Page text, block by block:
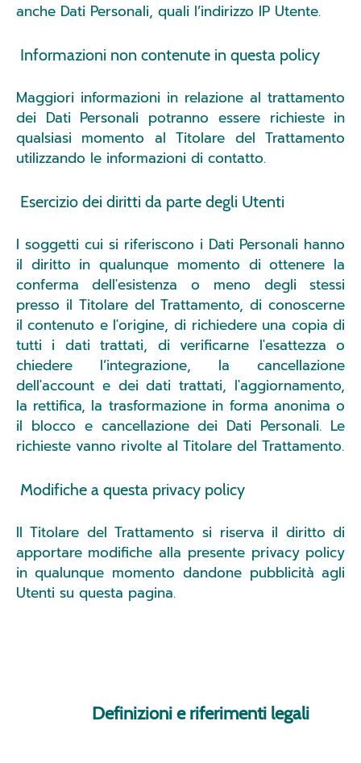
anche Dati Personali, quali l’indirizzo IP Utente.
Informazioni non contenute in questa policy
Maggiori informazioni in relazione al trattamento
dei Dati Personali potranno essere richieste in
qualsiasi momento al Titolare del Trattamento
utilizzando le informazioni di contatto.
Esercizio dei diritti da parte degli Utenti
I soggetti cui si riferiscono i Dati Personali hanno
il diritto in qualunque momento di ottenere la
conferma dell'esistenza o meno degli stessi
presso il Titolare del Trattamento, di conoscerne
il contenuto e l'origine, di richiedere una copia di
tutti i dati trattati, di verificarne l'esattezza o
chiedere l’integrazione, la cancellazione
dell'account e dei dati trattati, l'aggiornamento,
la rettifica, la trasformazione in forma anonima o
il blocco e cancellazione dei Dati Personali. Le
richieste vanno rivolte al Titolare del Trattamento.
Modifiche a questa privacy policy
Il Titolare del Trattamento si riserva il diritto di
apportare modifiche alla presente privacy policy
in qualunque momento dandone pubblicità agli
Utenti su questa pagina.
Definizioni e riferimenti legali